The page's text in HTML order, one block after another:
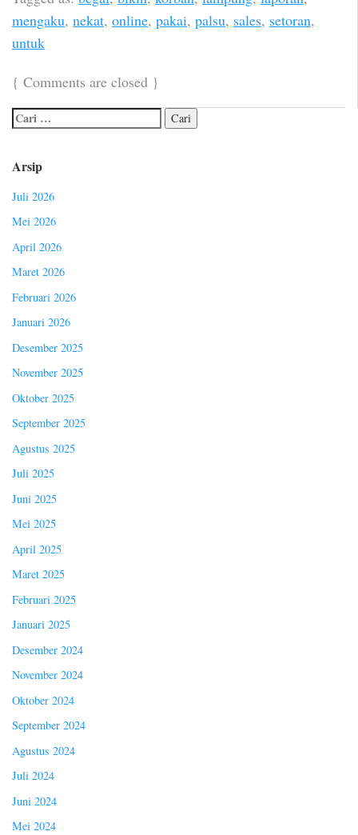
mengaku, nekat, online, pakai, palsu, sales, setoran,
untuk
{ Comments are closed }
Arsip
Juli 2026
Mei 2026
April 2026
Maret 2026
Februari 2026
Januari 2026
Desember 2025
November 2025
Oktober 2025
September 2025
Agustus 2025
Juli 2025
Juni 2025
Mei 2025
April 2025
Maret 2025
Februari 2025
Januari 2025
Desember 2024
November 2024
Oktober 2024
September 2024
Agustus 2024
Juli 2024
Juni 2024
Mei 2024